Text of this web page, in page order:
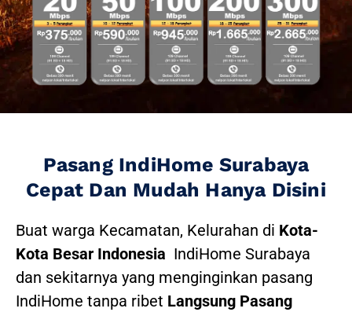
Pasang IndiHome Surabaya
Cepat Dan Mudah Hanya Disini
Buat warga Kecamatan, Kelurahan di Kota-
Kota Besar Indonesia IndiHome Surabaya
dan sekitarnya yang menginginkan pasang
IndiHome tanpa ribet Langsung Pasang